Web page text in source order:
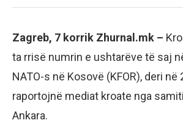
Zagreb, 7 korrik Zhurnal.mk –
ta rrisë numrin e ushtarëve të saj
NATO-s në Kosovë (KFOR), deri
raportojnë mediat kroate nga
Ankara.